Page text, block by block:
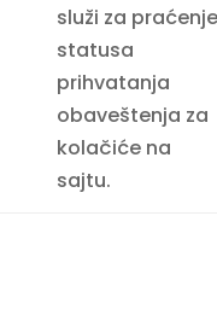
služi za
statusa
prihvatanja
obaveštenja za
kolačiće na
sajtu.